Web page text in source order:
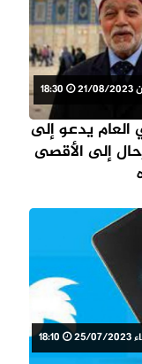
العام يدعو إلى
إلى الأقصى